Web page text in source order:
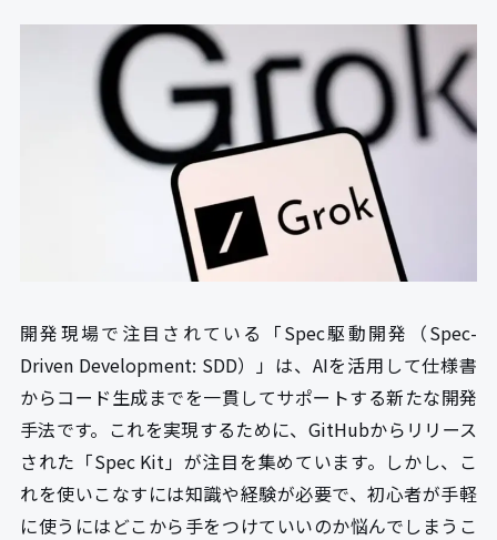
開発現場で注目されている「Spec駆動開発（Spec-
Driven Development: SDD）」は、AIを活用して仕様書
からコード生成までを一貫してサポートする新たな開発
手法です。これを実現するために、GitHubからリリース
された「Spec Kit」が注目を集めています。しかし、こ
れを使いこなすには知識や経験が必要で、初心者が手軽
に使うにはどこから手をつけていいのか悩んでしまうこ